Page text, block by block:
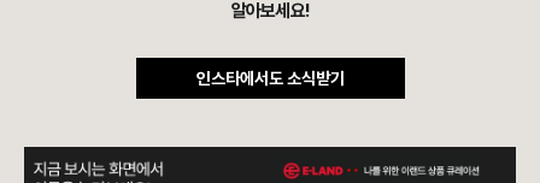
알아보세요!
인스타에서도 소식받기